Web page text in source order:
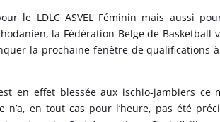
le LDLC ASVEL Féminin mais aussi
la Fédération Belge de Basketball
la prochaine fenêtre de qualifications à
en effet blessée aux ischio-jambiers ce
n’a, en tout cas pour l’heure, pas été